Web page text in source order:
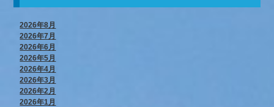
2026年8月
2026年7月
2026年6月
2026年5月
2026年4月
2026年3月
2026年2月
2026年1月